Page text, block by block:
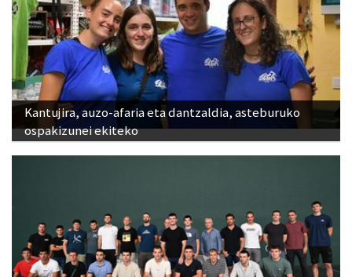
Kantujira, auzo-afaria eta dantzaldia, asteburuko
ospakizunei ekiteko